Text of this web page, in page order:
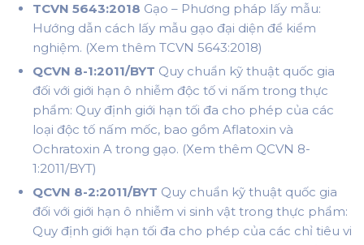
TCVN 5643:2018 Gạo – Phương pháp lấy mẫu:
Hướng dẫn cách lấy mẫu gạo đại diện để kiểm
nghiệm. (Xem thêm TCVN 5643:2018)
QCVN 8-1:2011/BYT Quy chuẩn kỹ thuật quốc gia
đối với giới hạn ô nhiễm độc tố vi nấm trong thực
phẩm: Quy định giới hạn tối đa cho phép của các
loại độc tố nấm mốc, bao gồm Aflatoxin và
Ochratoxin A trong gạo. (Xem thêm QCVN 8-
1:2011/BYT)
QCVN 8-2:2011/BYT Quy chuẩn kỹ thuật quốc gia
đối với giới hạn ô nhiễm vi sinh vật trong thực phẩm:
Quy định giới hạn tối đa cho phép của các chỉ tiêu vi